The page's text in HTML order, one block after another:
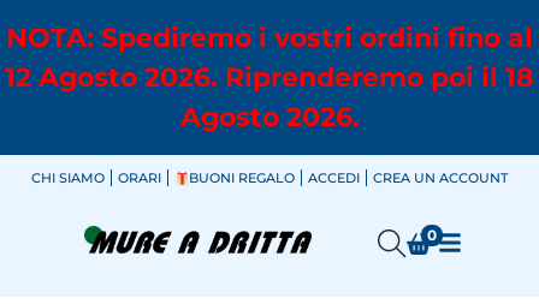
NOTA: Spediremo i vostri ordini fino al
12 Agosto 2026. Riprenderemo poi il 18
Agosto 2026.
CHI SIAMO ORARI BUONI REGALO ACCEDI CREA UN ACCOUNT
0